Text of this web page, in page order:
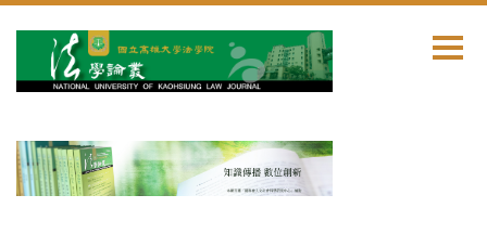
要
容
區